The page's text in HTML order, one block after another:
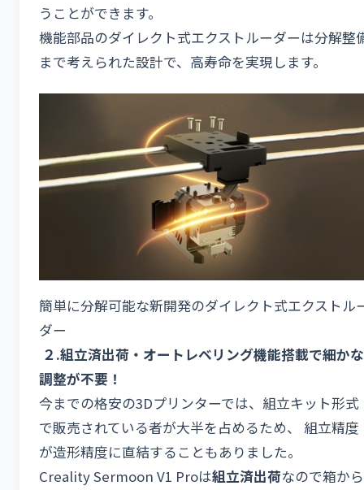
うことができます。
機能部品のダイレクト式エクストルーダーは分解整
まで考えられた設計で、高寿命を実現します。
簡単に分解可能な新開発のダイレクト式エクストル
ダー
２ .組立済出荷・オートレベリング機能搭載で細かな
調整が不要！
今までの格安の3Dプリンターでは、組立キット形式
で販売されている者が大半を占めるため、 組立精度
が造形精度に直結することもありました。
Creality Sermoon V1 Proは組立済出荷なので箱から